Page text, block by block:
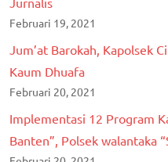
Februari 19, 2021
Jum’at Barokah, Kapolsek
Kaum Dhuafa
Februari 20, 2021
Implementasi 12 Program
Banten”, Polsek walantaka